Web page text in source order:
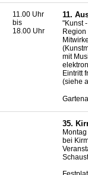
11.00 Uhr
bis
18.00 Uhr
11.
"Kunst
Region
mit
Eintritt
(siehe
35.
bei